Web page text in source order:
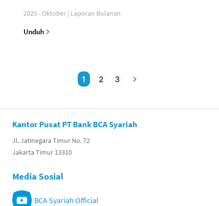
2025 - Oktober | Laporan Bulanan
Unduh
1 2 3
Kantor Pusat PT Bank BCA Syariah
Jl. Jatinegara Timur No. 72
Jakarta Timur 13310
Media Sosial
BCA Syariah Official